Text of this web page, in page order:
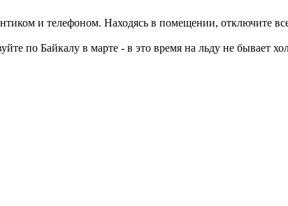
и телефоном. Находясь в помещении, отключите
по Байкалу в марте - в это время на льду не бывает